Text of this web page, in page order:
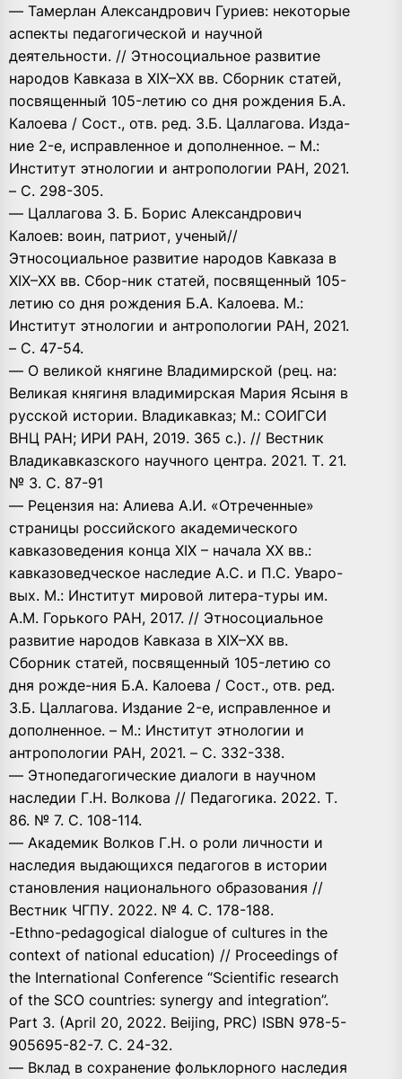
— Тамерлан Александрович Гуриев: некоторые
аспекты педагогической и научной
деятельности. // Этносоциальное развитие
народов Кавказа в XIX–XX вв. Сборник статей,
посвященный 105-летию со дня рождения Б.А.
Калоева / Сост., отв. ред. З.Б. Цаллагова. Изда-
ние 2-е, исправленное и дополненное. – М.:
Институт этнологии и антропологии РАН, 2021.
– С. 298-305.
— Цаллагова З. Б. Борис Александрович
Калоев: воин, патриот, ученый//
Этносоциальное развитие народов Кавказа в
XIX–XX вв. Сбор-ник статей, посвященный 105-
летию со дня рождения Б.А. Калоева. М.:
Институт этнологии и антропологии РАН, 2021.
– С. 47-54.
— О великой княгине Владимирской (рец. на:
Великая княгиня владимирская Мария Ясыня в
русской истории. Владикавказ; М.: СОИГСИ
ВНЦ РАН; ИРИ РАН, 2019. 365 с.). // Вестник
Владикавказского научного центра. 2021. Т. 21.
№ 3. С. 87-91
— Рецензия на: Алиева А.И. «Отреченные»
страницы российского академического
кавказоведения конца XIX – начала XX вв.:
кавказоведческое наследие А.С. и П.С. Уваро-
вых. М.: Институт мировой литера-туры им.
А.М. Горького РАН, 2017. // Этносоциальное
развитие народов Кавказа в XIX–XX вв.
Сборник статей, посвященный 105-летию со
дня рожде-ния Б.А. Калоева / Сост., отв. ред.
З.Б. Цаллагова. Издание 2-е, исправленное и
дополненное. – М.: Институт этнологии и
антропологии РАН, 2021. – С. 332-338.
— Этнопедагогические диалоги в научном
наследии Г.Н. Волкова // Педагогика. 2022. Т.
86. № 7. С. 108-114.
— Академик Волков Г.Н. о роли личности и
наследия выдающихся педагогов в истории
становления национального образования //
Вестник ЧГПУ. 2022. № 4. С. 178-188.
-Ethno-pedagogical dialogue of cultures in the
context of national education) // Proceedings of
the International Conference “Scientific research
of the SCO countries: synergy and integration”.
Part 3. (April 20, 2022. Beijing, PRC) ISBN 978-5-
905695-82-7. С. 24-32.
— Вклад в сохранение фольклорного наследия